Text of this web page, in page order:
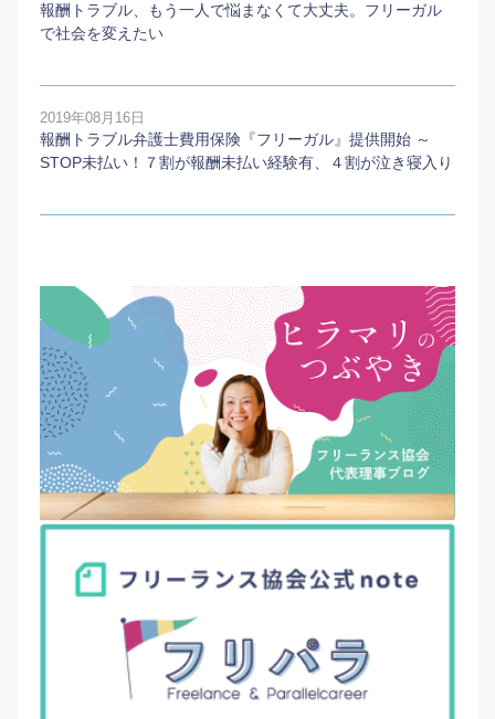
報酬トラブル、もう一人で悩まなくて大丈夫。フリーガル
で社会を変えたい
2019年08月16日
報酬トラブル弁護士費用保険『フリーガル』提供開始 ～
STOP未払い！７割が報酬未払い経験有、４割が泣き寝入り